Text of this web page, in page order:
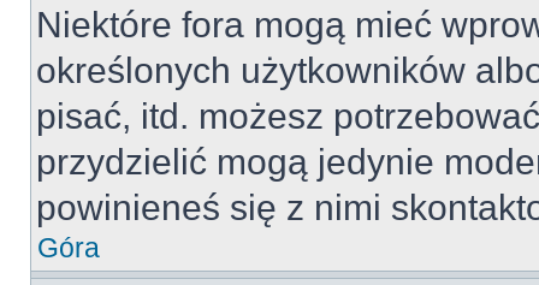
Niektóre fora mogą mieć
określonych użytkowników
pisać, itd. możesz
przydzielić mogą jedynie
powinieneś się z nimi
Góra